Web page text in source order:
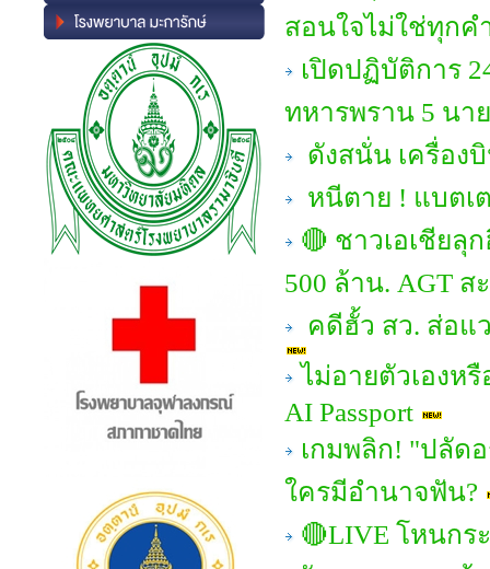
สอนใจไม่ใช่ทุกค
เปิดปฏิบัติการ
ทหารพราน 5 นา
ดังสนั่น เครื่อง
หนีตาย ! แบตเ
🔴 ชาวเอเชียลุ
500 ล้าน. AGT ส
คดีฮั้ว สว. ส่อแ
ไม่อายตัวเองห
AI Passport
เกมพลิก! "ปลัด
ใครมีอำนาจฟัน?
🔴LIVE โหนก